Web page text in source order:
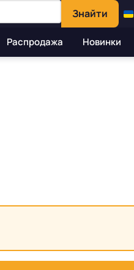
Знайти
Распродажа Новинки